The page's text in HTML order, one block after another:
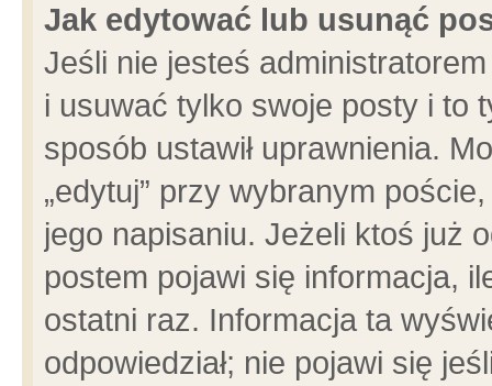
Jak edytować lub usunąć
Jeśli nie jesteś
i usuwać tylko swoje posty i to
sposób ustawił uprawnienia.
„edytuj” przy wybranym
jego napisaniu. Jeżeli ktoś już
postem pojawi się informacja,
ostatni raz. Informacja ta
odpowiedział; nie pojawi się